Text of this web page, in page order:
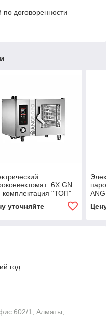
по договоренности
6X GN
комплектация "ТОП"
уточняйте
год
602/1, Алматы,